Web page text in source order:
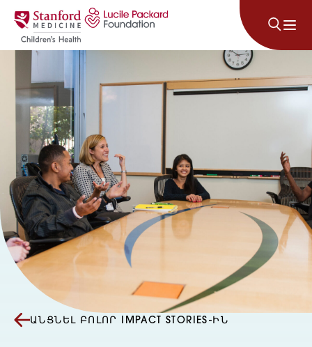
Անցնել բովանդակությանը
ԱՆՑՆԵԼ ԲՈԼՈՐ IMPACT STORIES-ԻՆ